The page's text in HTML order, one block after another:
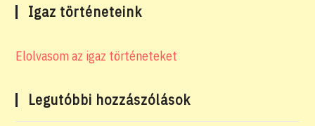
Igaz történeteink
Elolvasom az igaz történeteket
Legutóbbi hozzászólások